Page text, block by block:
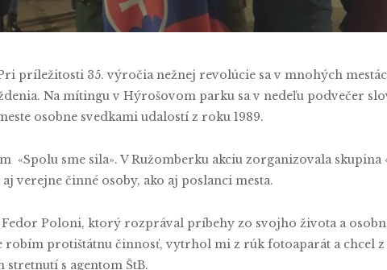
Tymofii Serbin No Comments
príležitosti 35. výročia nežnej revolúcie sa v mnohých
Na mítingu v Hýrošovom parku sa v nedeľu podvečer
osobne svedkami udalostí z roku 1989.
«Spolu sme sila». V Ružomberku akciu zorganizovala skupina
verejne činné osoby, ako aj poslanci mesta.
Poloni, ktorý rozprával príbehy zo svojho života a
robím protištátnu činnosť, vytrhol mi z rúk fotoaparát a chcel
s agentom ŠtB.